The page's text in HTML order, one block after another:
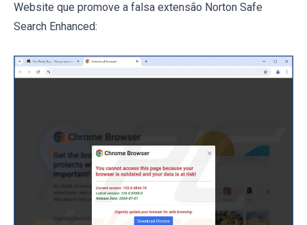
Website que promove a falsa extensão Norton Safe
Search Enhanced: